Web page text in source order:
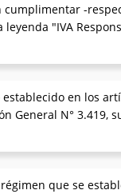
-
leyenda "IVA
establecido en los
General N° 3.419,
régimen que se